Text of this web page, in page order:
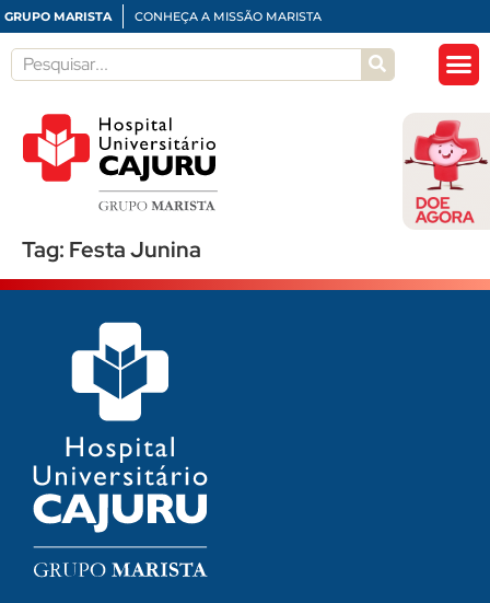
GRUPO MARISTA CONHEÇA A MISSÃO MARISTA
Tag: Festa Junina